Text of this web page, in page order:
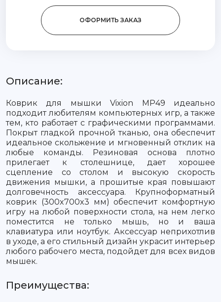
ОФОРМИТЬ ЗАКАЗ
Описание:
Коврик для мышки Vixion MP49 идеально
подходит любителям компьютерных игр, а также
тем, кто работает с графическими программами.
Покрыт гладкой прочной тканью, она обеспечит
идеальное скольжение и мгновенный отклик на
любые команды. Резиновая основа плотно
прилегает к столешнице, дает хорошее
сцепление со столом и высокую скорость
движения мышки, а прошитые края повышают
долговечность аксессуара. Крупноформатный
коврик (300x700x3 мм) обеспечит комфортную
игру на любой поверхности стола, на нем легко
поместится не только мышь, но и ваша
клавиатура или ноутбук. Аксессуар неприхотлив
в уходе, а его стильный дизайн украсит интерьер
любого рабочего места, подойдет для всех видов
мышек.
Преимущества: